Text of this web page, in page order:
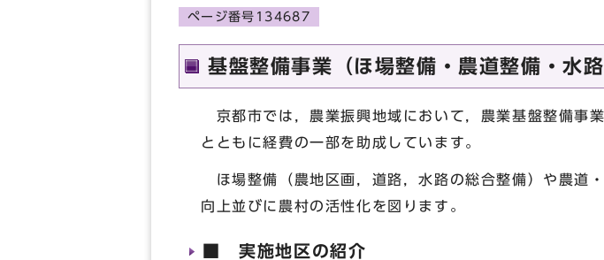
ページ番号134687
基盤整備事業（ほ場整備・農道整備・水路
京都市では，農業振興地域において，農業基盤整備事
とともに経費の一部を助成しています。
ほ場整備（農地区画，道路，水路の総合整備）や農道
向上並びに農村の活性化を図ります。
■ 実施地区の紹介